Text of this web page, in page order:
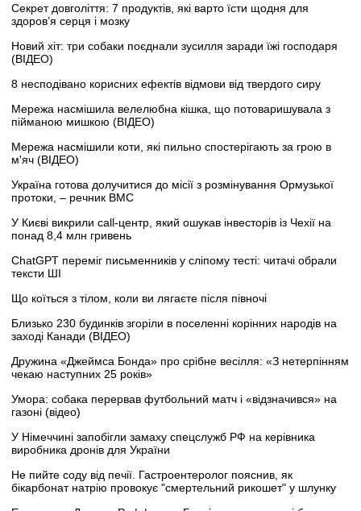
Секрет довголіття: 7 продуктів, які варто їсти щодня для
здоров’я серця і мозку
Новий хіт: три собаки поєднали зусилля заради їжі господаря
(ВІДЕО)
8 несподівано корисних ефектів відмови від твердого сиру
Мережа насмішила велелюбна кішка, що потоваришувала з
пійманою мишкою (ВІДЕО)
Мережа насмішили коти, які пильно спостерігають за грою в
м'яч (ВІДЕО)
Україна готова долучитися до місії з розмінування Ормузької
протоки, – речник ВМС
У Києві викрили call-центр, який ошукав інвесторів із Чехії на
понад 8,4 млн гривень
ChatGPT переміг письменників у сліпому тесті: читачі обрали
тексти ШІ
Що коїться з тілом, коли ви лягаєте після півночі
Близько 230 будинків згоріли в поселенні корінних народів на
заході Канади (ВІДЕО)
Дружина «Джеймса Бонда» про срібне весілля: «З нетерпінням
чекаю наступних 25 років»
Умора: собака перервав футбольний матч і «відзначився» на
газоні (відео)
У Німеччині запобігли замаху спецслужб РФ на керівника
виробника дронів для України
Не пийте соду від печії. Гастроентеролог пояснив, як
бікарбонат натрію провокує "смертельний рикошет" у шлунку